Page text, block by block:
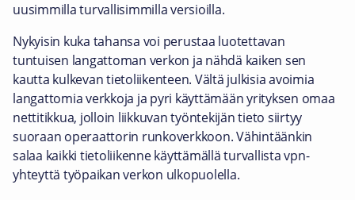
uusimmilla turvallisimmilla versioilla.
Nykyisin kuka tahansa voi perustaa luotettavan
tuntuisen langattoman verkon ja nähdä kaiken sen
kautta kulkevan tietoliikenteen. Vältä julkisia avoimia
langattomia verkkoja ja pyri käyttämään yrityksen omaa
nettitikkua, jolloin liikkuvan työntekijän tieto siirtyy
suoraan operaattorin runkoverkkoon. Vähintäänkin
salaa kaikki tietoliikenne käyttämällä turvallista vpn-
yhteyttä työpaikan verkon ulkopuolella.